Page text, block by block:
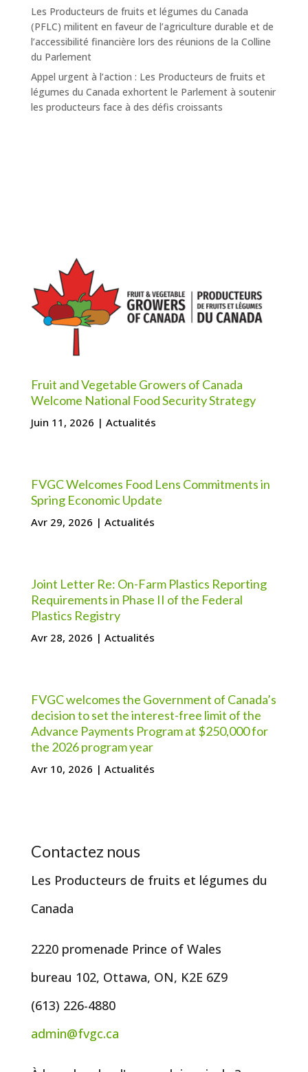
Les Producteurs de fruits et légumes du Canada
(PFLC) militent en faveur de l’agriculture durable et de
l’accessibilité financière lors des réunions de la Colline
du Parlement
Appel urgent à l’action : Les Producteurs de fruits et
légumes du Canada exhortent le Parlement à soutenir
les producteurs face à des défis croissants
Fruit and Vegetable Growers of Canada
Welcome National Food Security Strategy
Juin 11, 2026 | Actualités
FVGC Welcomes Food Lens Commitments in
Spring Economic Update
Avr 29, 2026 | Actualités
Joint Letter Re: On-Farm Plastics Reporting
Requirements in Phase II of the Federal
Plastics Registry
Avr 28, 2026 | Actualités
FVGC welcomes the Government of Canada’s
decision to set the interest-free limit of the
Advance Payments Program at $250,000 for
the 2026 program year
Avr 10, 2026 | Actualités
Contactez nous
Les Producteurs de fruits et légumes du
Canada
2220 promenade Prince of Wales
bureau 102, Ottawa, ON, K2E 6Z9
(613) 226-4880
admin@fvgc.ca